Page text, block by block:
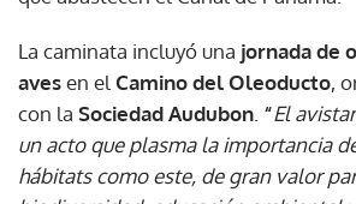
La caminata incluyó una jornada de
avesen el Camino del Oleoducto,
con la Sociedad Audubon “El
un acto que plasma la importancia
hábitats como este, de gran valor